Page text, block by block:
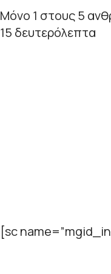
Μόνο 1 στους 5
15 δευτερόλεπτα
[sc